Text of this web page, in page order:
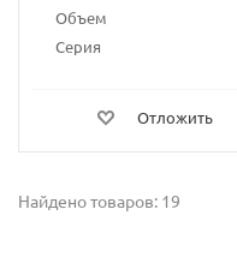
Объем
Серия
Отложить
Найдено товаров: 19